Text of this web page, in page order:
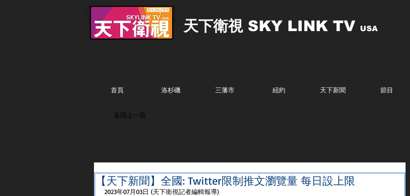
天下衛視SKY LINK TV USA
首頁 洛杉磯 三藩市 紐約 天下新聞 節目
返回上一頁
【天下新聞】全國: Twitter限制推文瀏覽量 每日設上限
2023年07月03日 (天下衛視記者編輯報導)